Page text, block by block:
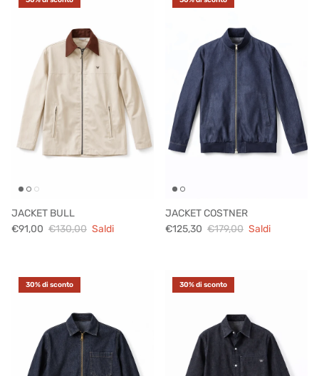
JACKET BULL
€91,00 €130,00 Saldi
JACKET COSTNER
€125,30 €179,00 Saldi
30% di sconto 30% di sconto